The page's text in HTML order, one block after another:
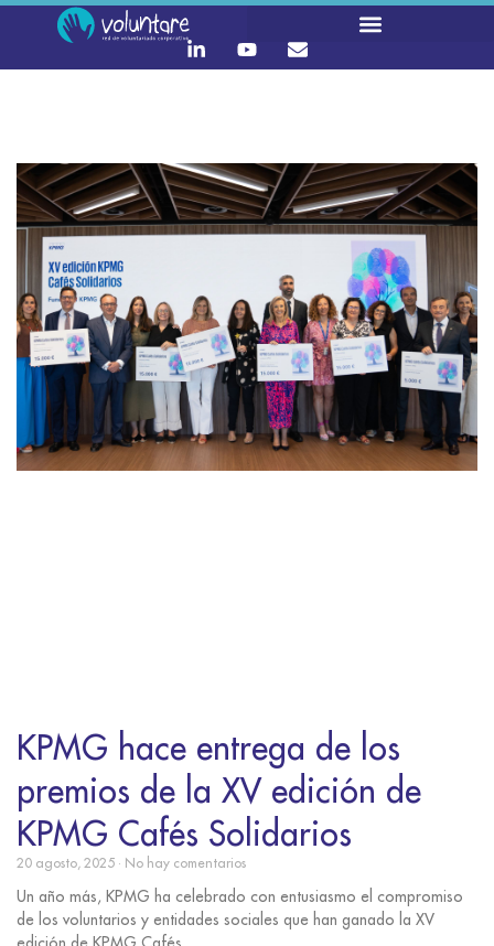
KPMG hace entrega de los
premios de la XV edición de
KPMG Cafés Solidarios
20 agosto, 2025 No hay comentarios
Un año más, KPMG ha celebrado con entusiasmo el compromiso
de los voluntarios y entidades sociales que han ganado la XV